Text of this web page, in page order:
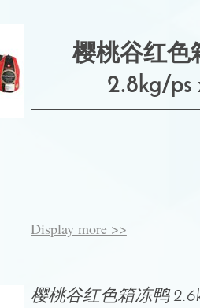
樱桃谷红色
2.8kg/ps
Display more >>
樱桃谷红色箱冻鸭